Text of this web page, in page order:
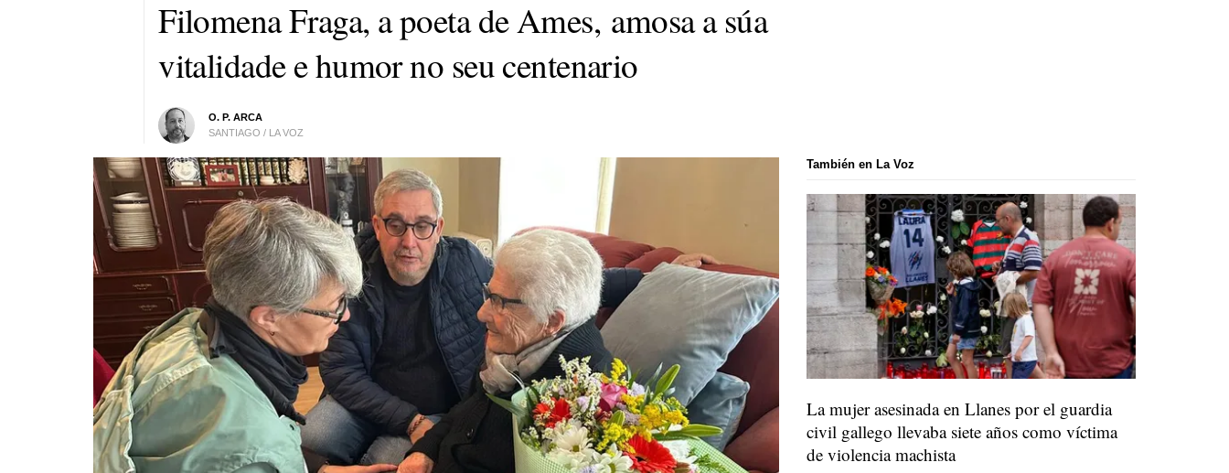
Filomena Fraga, a poeta de Ames, amosa a súa
vitalidade e humor no seu centenario
O. P. ARCA
SANTIAGO / LA VOZ
También en La Voz
La mujer asesinada en Llanes por el guardia
civil gallego llevaba siete años como víctima
de violencia machista